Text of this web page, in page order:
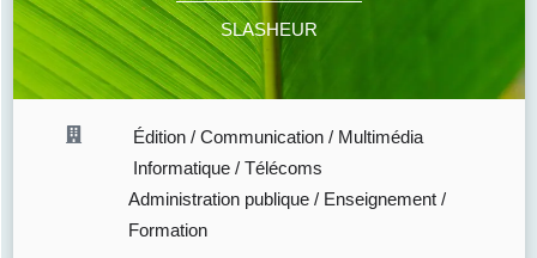
SLASHEUR
Édition / Communication / Multimédia
Informatique / Télécoms
Administration publique / Enseignement /
Formation